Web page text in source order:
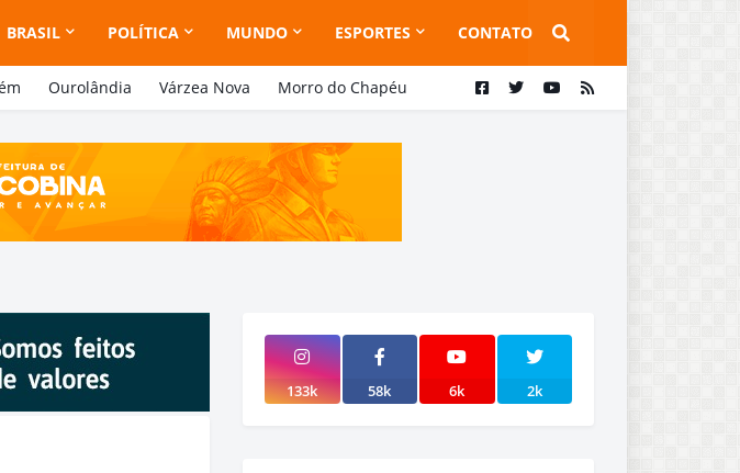
BRASIL POLÍTICA MUNDO ESPORTES CONTATO
Ourolândia Várzea Nova Morro do Chapéu
133k 58k 6k 2k